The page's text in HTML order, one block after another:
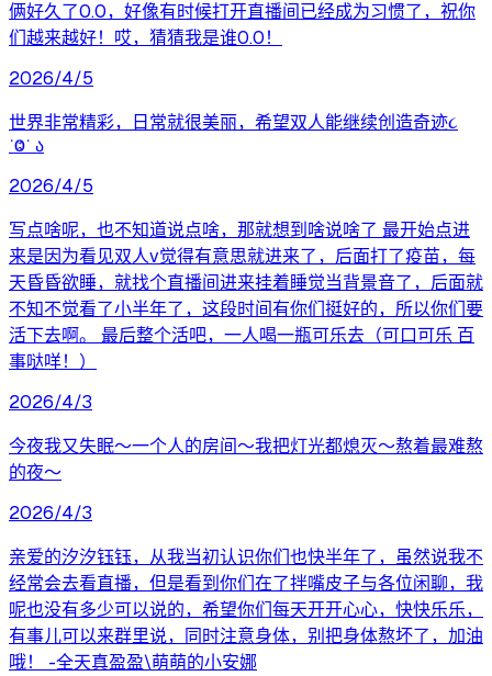
俩好久了0.0，好像有时候打开直播间已经成为习惯了，祝你
们越来越好！哎，猜猜我是谁0.0！
2026/4/5
世界非常精彩，日常就很美丽，希望双人能继续创造奇迹૮
˙Ⱉ˙ ა
2026/4/5
写点啥呢，也不知道说点啥，那就想到啥说啥了 最开始点进
来是因为看见双人v觉得有意思就进来了，后面打了疫苗，每
天昏昏欲睡，就找个直播间进来挂着睡觉当背景音了，后面就
不知不觉看了小半年了，这段时间有你们挺好的，所以你们要
活下去啊。 最后整个活吧，一人喝一瓶可乐去（可口可乐 百
事哒咩！）
2026/4/3
今夜我又失眠～一个人的房间～我把灯光都熄灭～熬着最难熬
的夜～
2026/4/3
亲爱的汐汐钰钰，从我当初认识你们也快半年了，虽然说我不
经常会去看直播，但是看到你们在了拌嘴皮子与各位闲聊，我
呢也没有多少可以说的，希望你们每天开开心心，快快乐乐，
有事儿可以来群里说，同时注意身体，别把身体熬坏了，加油
哦！ -全天真盈盈\萌萌的小安娜